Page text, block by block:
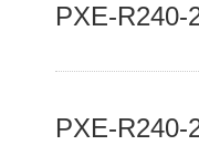
PXE-R240-
PXE-R240-